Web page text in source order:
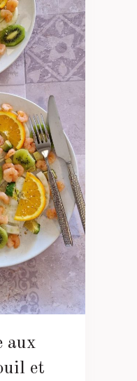
aux
et